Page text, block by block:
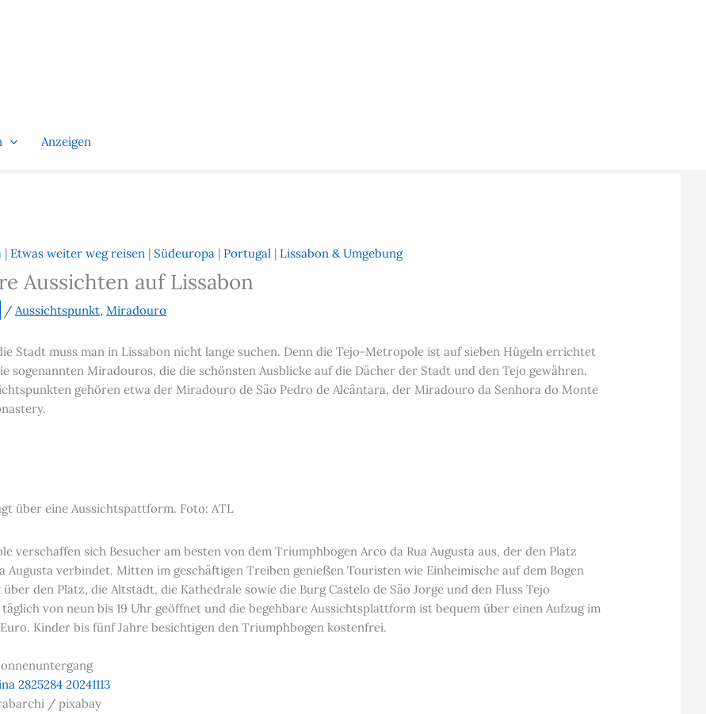
Anzeigen
| Etwas weiter weg reisen |Südeuropa | Portugal | Lissabon & Umgebung
Aussichten auf Lissabon
/Aussichtspunkt,Miradouro
Stadt muss man in Lissabon nicht lange suchen. Denn die Tejo-Metropole ist auf sieben Hügeln errichtet
sogenannten Miradouros, die die schönsten Ausblicke auf die Dächer der Stadt und den Tejo gewähren.
gehören etwa der Miradouro de São Pedro de Alcântara, der Miradouro da Senhora do Monte
über eine Aussichtspattform. Foto: ATL
verschaffen sich Besucher am besten von dem Triumphbogen Arco da Rua Augusta aus, der den Platz
Augusta verbindet. Mitten im geschäftigen Treiben genießen Touristen wie Einheimische auf dem Bogen
den Platz, die Altstadt, die Kathedrale sowie die Burg Castelo de São Jorge und den Fluss Tejo
von neun bis 19 Uhr geöffnet und die begehbare Aussichtsplattform ist bequem über einen Aufzug im
Kinder bis fünf Jahre besichtigen den Triumphbogen kostenfrei.
/ pixabay